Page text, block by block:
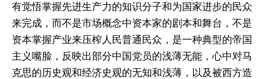
有觉悟掌握先进生产力的知识分子和为国家进步的民众
来完成，而不是市场概念中资本家的剧本和舞台，不是
资本掌握产业来压榨人民普通民众，是一种典型的帝国
主义嘴脸，反映出部分中国党员的浅薄无能，心中对马
克思的历史观和经济史观的无知和浅薄，以及被西方造